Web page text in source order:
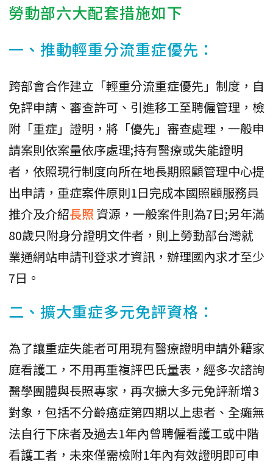
勞動部六大配套措施如下
一、推動輕重分流重症優先：
跨部會合作建立「輕重分流重症優先」制度，自
免評申請、審查許可、引進移工至聘僱管理，檢
附「重症」證明，將「優先」審查處理，一般申
請案則依案量依序處理;持有醫療或失能證明
者，依照現行制度向所在地長期照顧管理中心提
出申請，重症案件原則1日完成本國照顧服務員
推介及介紹長照 資源，一般案件則為7日;另年滿
80歲只附身分證明文件者，則上勞動部台灣就
業通網站申請刊登求才資訊，辦理國內求才至少
7日。
二、擴大重症多元免評資格：
為了讓重症失能者可用現有醫療證明申請外籍家
庭看護工，不用再重複評巴氏量表，經多次諮詢
醫學團體與長照專家，再次擴大多元免評新增3
對象，包括不分齡癌症第四期以上患者、全癱無
法自行下床者及過去1年內曾聘僱看護工或中階
看護工者，未來僅需檢附1年內有效證明即可申